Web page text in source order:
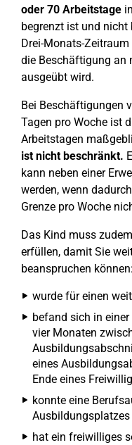
oder 70 Arbeitstage
begrenzt ist und
Drei-Monats-
die Beschäftigung an
ausgeübt wird.
Bei Beschäftigungen
Tagen pro Woche ist
Arbeitstagen
ist nicht beschränkt.
kann neben einer
werden, wenn
Grenze pro Woche
Das Kind muss
erfüllen, damit Sie
beanspruchen können:
wurde für einen
befand sich in
vier Monaten
eines
Ende eines
konnte eine
hat ein freiwilliges